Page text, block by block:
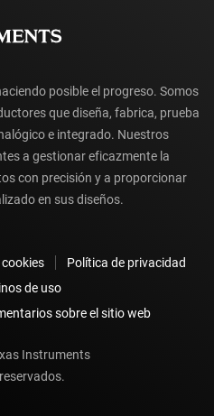
cuenta myTI
posible el progreso. Somos
que diseña, fabrica, prueba
e integrado. Nuestros
a gestionar eficazmente la
con precisión y a proporcionar
en sus diseños.
Política de privacidad
de uso
sobre el sitio web
Instruments